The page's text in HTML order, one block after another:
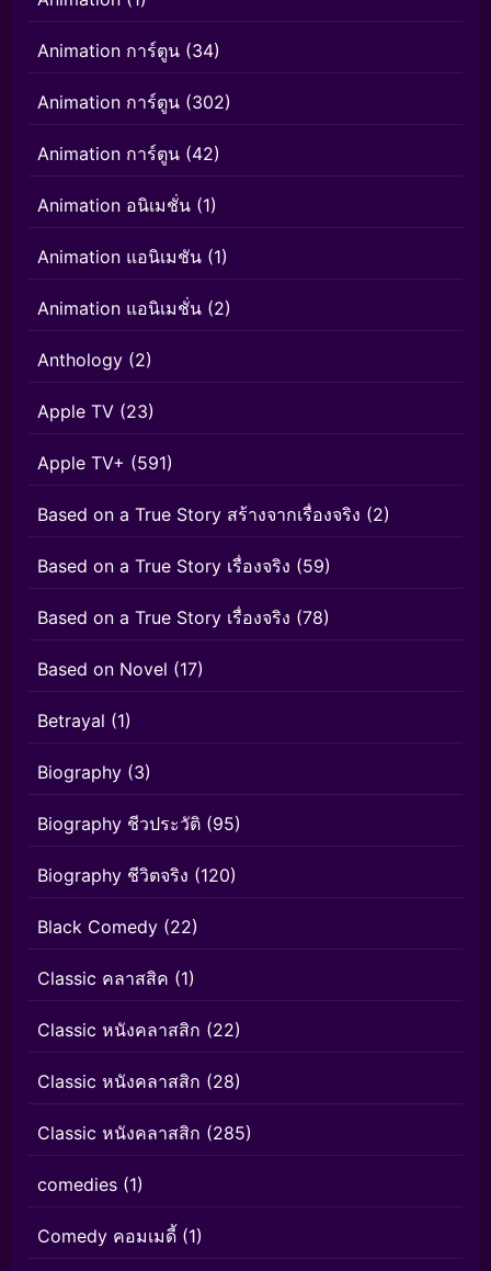
Animation การ์ตูน (34)
Animation การ์ตูน (302)
Animation การ์ตูน (42)
Animation อนิเมชั่น (1)
Animation แอนิเมชัน (1)
Animation แอนิเมชั่น (2)
Anthology (2)
Apple TV (23)
Apple TV+ (591)
Based on a True Story สร้างจากเรื่องจริง (2)
Based on a True Story เรื่องจริง (59)
Based on a True Story เรื่องจริง (78)
Based on Novel (17)
Betrayal (1)
Biography (3)
Biography ชีวประวัติ (95)
Biography ชีวิตจริง (120)
Black Comedy (22)
Classic คลาสสิค (1)
Classic หนังคลาสสิก (22)
Classic หนังคลาสสิก (28)
Classic หนังคลาสสิก (285)
comedies (1)
Comedy คอมเมดี้ (1)